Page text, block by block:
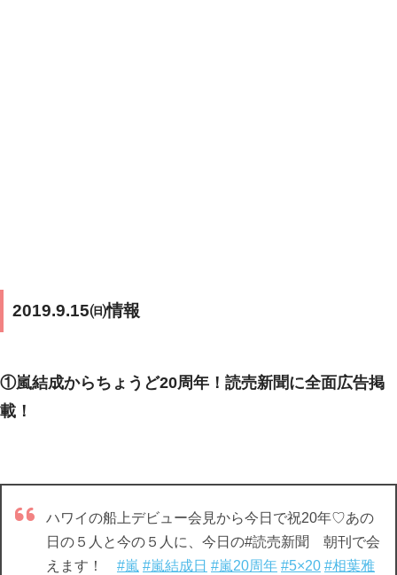
2019.9.15㈰情報
①嵐結成からちょうど20周年！読売新聞に全面広告掲
載！
ハワイの船上デビュー会見から今日で祝20年♡あの
日の５人と今の５人に、今日の#読売新聞 朝刊で会
えます！ #嵐 #嵐結成日 #嵐20周年 #5×20 #相葉雅